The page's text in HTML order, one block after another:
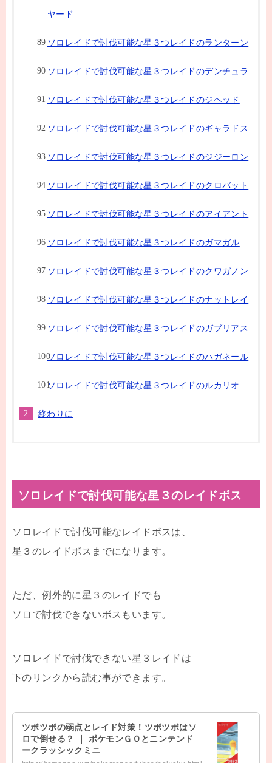
ヤード
ソロレイドで討伐可能な星３つレイドのランターン
ソロレイドで討伐可能な星３つレイドのデンチュラ
ソロレイドで討伐可能な星３つレイドのジヘッド
ソロレイドで討伐可能な星３つレイドのギャラドス
ソロレイドで討伐可能な星３つレイドのジジーロン
ソロレイドで討伐可能な星３つレイドのクロバット
ソロレイドで討伐可能な星３つレイドのアイアント
ソロレイドで討伐可能な星３つレイドのガマガル
ソロレイドで討伐可能な星３つレイドのクワガノン
ソロレイドで討伐可能な星３つレイドのナットレイ
ソロレイドで討伐可能な星３つレイドのガブリアス
ソロレイドで討伐可能な星３つレイドのハガネール
ソロレイドで討伐可能な星３つレイドのルカリオ
終わりに
ソロレイドで討伐可能な星３のレイドボス
ソロレイドで討伐可能なレイドボスは、
星３のレイドボスまでになります。
ただ、例外的に星３のレイドでも
ソロで討伐できないボスもいます。
ソロレイドで討伐できない星３レイドは
下のリンクから読む事ができます。
ツボツボの弱点とレイド対策！ツボツボはソ
ロで倒せる？ ｜ ポケモンＧＯとニンテンド
ークラッシックミニ